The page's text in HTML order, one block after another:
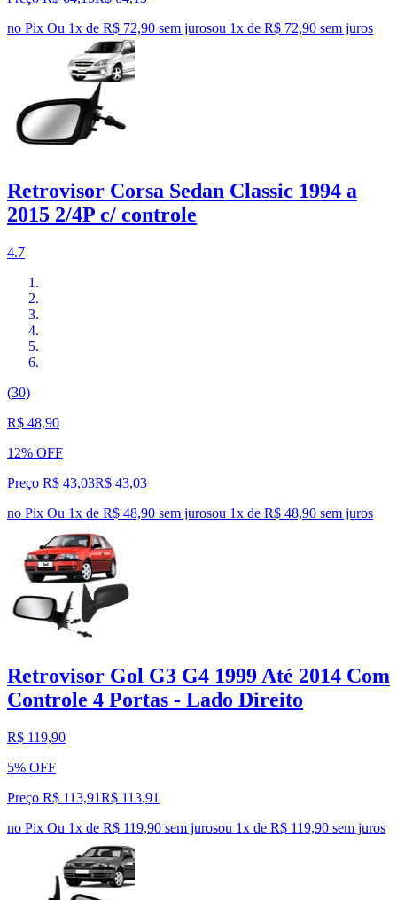
no Pix Ou 1x de R$ 72,90 sem jurosou 1x de R$ 72,90 sem juros
Retrovisor Corsa Sedan Classic 1994 a
2015 2/4P c/ controle
4.7
(30)
R$ 48,90
12% OFF
Preço R$ 43,03R$ 43,03
no Pix Ou 1x de R$ 48,90 sem jurosou 1x de R$ 48,90 sem juros
Retrovisor Gol G3 G4 1999 Até 2014 Com
Controle 4 Portas - Lado Direito
R$ 119,90
5% OFF
Preço R$ 113,91R$ 113,91
no Pix Ou 1x de R$ 119,90 sem jurosou 1x de R$ 119,90 sem juros